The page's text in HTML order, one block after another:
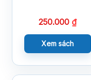
250.000₫
Xem sách